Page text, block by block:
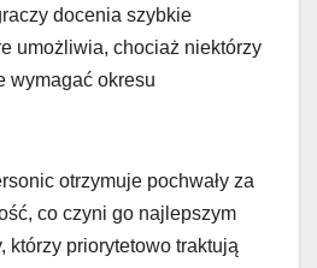
docenia szybkie
umożliwia, chociaż niektórzy
wymagać okresu
otrzymuje pochwały za
co czyni go najlepszym
którzy priorytetowo traktują